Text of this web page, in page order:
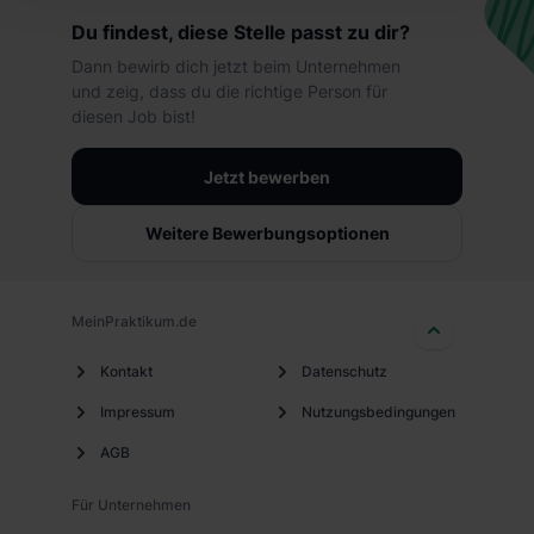
hierbei die Einwilligung zur Übermittlung deiner Daten in
die USA (Art. 49 Abs. 1 S. 1 lit. a) DS-GVO). Die USA
verfügen über kein angemessenes Datenschutzniveau
(EuGH – Schrems II). Du kannst die von dir erteilte
Einwilligung jederzeit mit Wirkung für die Zukunft ganz
oder teilweise über unsere Datenschutzerklärung unter
dem Punkt „Datenschutz-Einstellungen“ widerrufen.
Weitere Informationen zu den einzelnen Cookies findest
Du findest, diese Stelle passt zu dir?
Dann bewirb dich jetzt beim Unternehmen
und zeig, dass du die richtige Person für
diesen Job bist!
Jetzt bewerben
Weitere Bewerbungsoptionen
MeinPraktikum.de
Kontakt
Impressum
AGB
Datenschutz
Nutzungsbedingungen
Für Unternehmen